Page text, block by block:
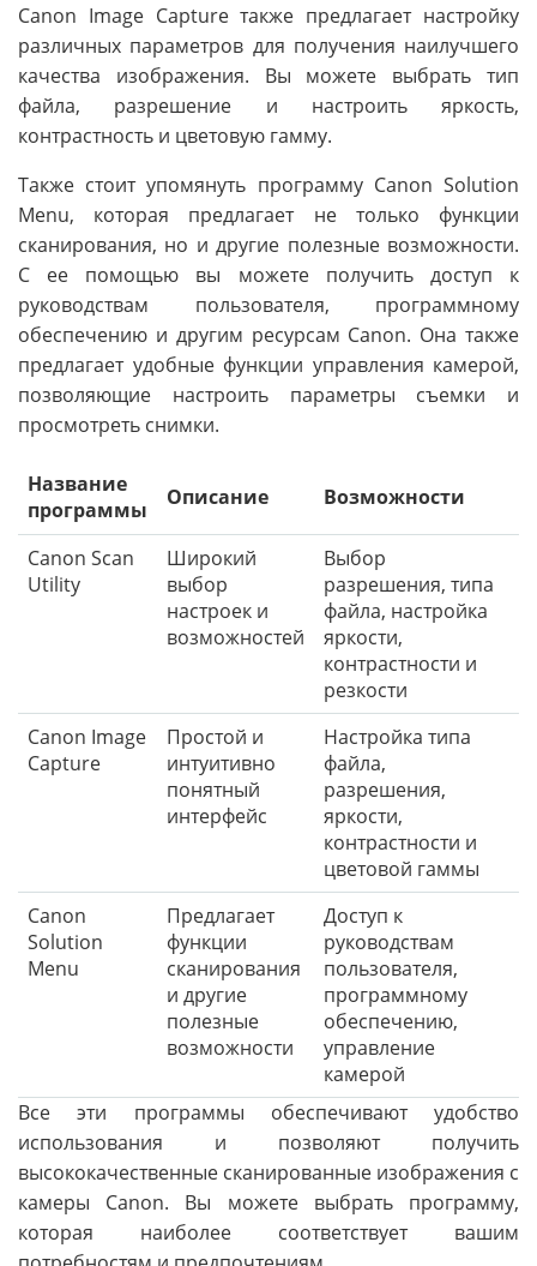
Canon Image Capture также предлагает настройку
различных параметров для получения наилучшего
качества изображения. Вы можете выбрать тип
файла, разрешение и настроить яркость,
контрастность и цветовую гамму.
Также стоит упомянуть программу Canon Solution
Menu, которая предлагает не только функции
сканирования, но и другие полезные возможности.
С ее помощью вы можете получить доступ к
руководствам пользователя, программному
обеспечению и другим ресурсам Canon. Она также
предлагает удобные функции управления камерой,
позволяющие настроить параметры съемки и
просмотреть снимки.
Название
программы
Описание Возможности
Canon Scan
Utility
Широкий
выбор
настроек и
возможностей
Выбор
разрешения, типа
файла, настройка
яркости,
контрастности и
резкости
Canon Image
Capture
Простой и
интуитивно
понятный
интерфейс
Настройка типа
файла,
разрешения,
яркости,
контрастности и
цветовой гаммы
Canon
Solution
Menu
Предлагает
функции
сканирования
и другие
полезные
возможности
Доступ к
руководствам
пользователя,
программному
обеспечению,
управление
камерой
Все эти программы обеспечивают удобство
использования и позволяют получить
высококачественные сканированные изображения с
камеры Canon. Вы можете выбрать программу,
которая наиболее соответствует вашим